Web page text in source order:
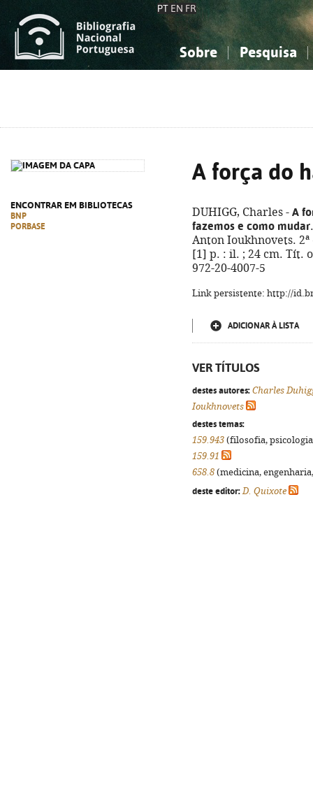
PT EN FR
Sobre Pesquisa
ENCONTRAR EM BIBLIOTECAS
BNP
PORBASE
A força do
DUHIGG, Charles - A
fazemos e como mudar
Anton Ioukhnovets.
[1] p. : il. ; 24 cm. Tít.
972-20-4007-5
Link persistente: http://
ADICIONAR À LISTA
VER TÍTULOS
destes autores: Charles
Ioukhnovets
destes temas:
159.943 (filosofia,
159.91
658.8 (medicina,
deste editor: D. Quixote